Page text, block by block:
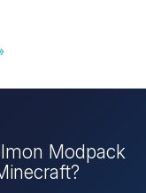
Modpack